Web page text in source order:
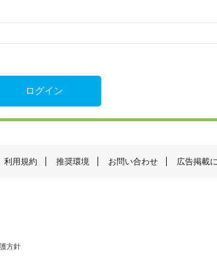
利用規約 推奨環境 お問い合わせ 広告掲載
方針